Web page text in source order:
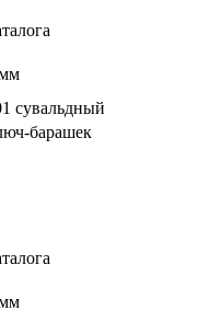
сувальдный
барашек